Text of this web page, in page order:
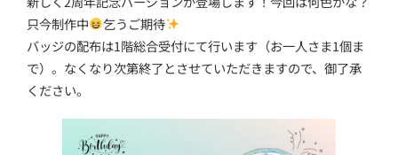
只今制作中
乞うご期待
バッジの配布は1階総合受付にて行います（お一人さま1個ま
で）。なくなり次第終了とさせていただきますので、御了承
ください。